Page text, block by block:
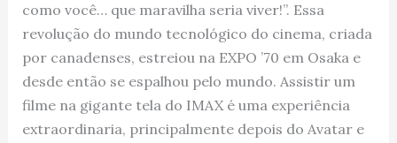
como você… que maravilha seria viver!”. Essa
revolução do mundo tecnológico do cinema, criada
por canadenses, estreiou na EXPO ’70 em Osaka e
desde então se espalhou pelo mundo. Assistir um
filme na gigante tela do IMAX é uma experiência
extraordinaria, principalmente depois do Avatar e